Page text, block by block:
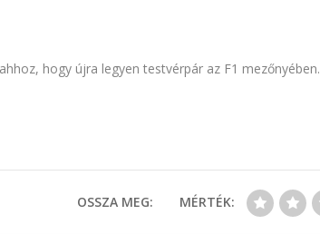
hogy újra legyen testvérpár az F1 mezőnyében.
OSSZA MEG: MÉRTÉK: